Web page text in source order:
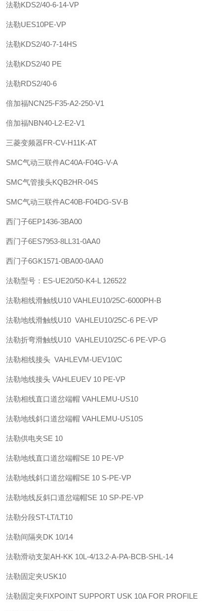
法勒KDS2/40-6-14-VP
法勒UES10PE-VP
法勒KDS2/40-7-14HS
法勒KDS2/40 PE
法勒RDS2/40-6
倍加福NCN25-F35-A2-250-V1
倍加福NBN40-L2-E2-V1
三菱变频器FR-CV-H11K-AT
SMC气动三联件AC40A-F04G-V-A
SMC气管接头KQB2HR-04S
SMC气动三联件AC40B-F04DG-SV-B
西门子6EP1436-3BA00
西门子6ES7953-8LL31-0AA0
西门子6GK1571-0BA00-0AA0
法勒型号：ES-UE20/50-K4-L 126522
法勒相线滑触线U10 VAHLEU10/25C-6000PH-B
法勒地线滑触线U10 VAHLEU10/25C-6 PE-VP
法勒折弯滑触线U10 VAHLEU10/25C-6 PE-VP-G
法勒相线接头 VAHLEVM-UEV10/C
法勒地线接头 VAHLEUEV 10 PE-VP
法勒相线直口道岔端帽 VAHLEMU-US10
法勒地线斜口道岔端帽 VAHLEMU-US10S
法勒供电夹SE 10
法勒地线直口道岔端帽SE 10 PE-VP
法勒地线斜口道岔端帽SE 10 S-PE-VP
法勒地线反斜口道岔端帽SE 10 SP-PE-VP
法勒分段ST-LT/LT10
法勒间隔夹DK 10/14
法勒滑动支架AH-KK 10L-4/13.2-A-PA-BCB-SHL-14
法勒固定夹USK10
法勒固定夹FIXPOINT SUPPORT USK 10A FOR PROFILE